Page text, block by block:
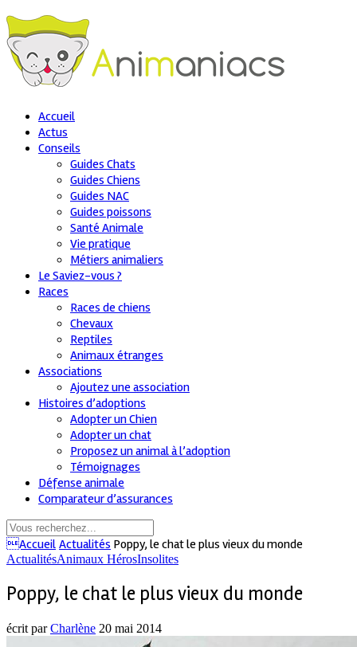
Accueil
Actus
Conseils
Guides Chats
Guides Chiens
Guides NAC
Guides poissons
Santé Animale
Vie pratique
Métiers animaliers
Le Saviez-vous ?
Races
Races de chiens
Chevaux
Reptiles
Animaux étranges
Associations
Ajoutez une association
Histoires d’adoptions
Adopter un Chien
Adopter un chat
Proposez un animal à l’adoption
Témoignages
Défense animale
Comparateur d’assurances
Accueil Actualités Poppy, le chat le plus vieux du monde
ActualitésAnimaux HérosInsolites
Poppy, le chat le plus vieux du monde
écrit parCharlène 20 mai 2014